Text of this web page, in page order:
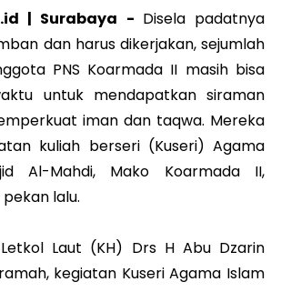
| Surabaya - Disela padatnya
dan harus dikerjakan, sejumlah
PNS Koarmada II masih bisa
untuk mendapatkan siraman
iman dan taqwa. Mereka
kuliah berseri (Kuseri) Agama
Al-Mahdi, Mako Koarmada II,
lalu.
Laut (KH) Drs H Abu Dzarin
kegiatan Kuseri Agama Islam